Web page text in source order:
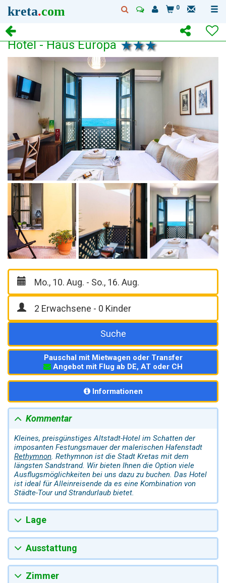
kreta.com 0
Hotel - Haus Europa
Suche
Pauschal mit Mietwagen oder Transfer
Angebot mit Flug ab DE, AT oder CH
Informationen
Kommentar
Kleines, preisgünstiges Altstadt-Hotel im Schatten der
imposanten Festungsmauer der malerischen Hafenstadt
Rethymnon. Rethymnon ist die Stadt Kretas mit dem
längsten Sandstrand. Wir bieten Ihnen die Option viele
Ausflugsmöglichkeiten bei uns dazu zu buchen. Das Hotel
ist ideal für Alleinreisende da es eine Kombination von
Städte-Tour und Strandurlaub bietet.
Lage
Ausstattung
Zimmer